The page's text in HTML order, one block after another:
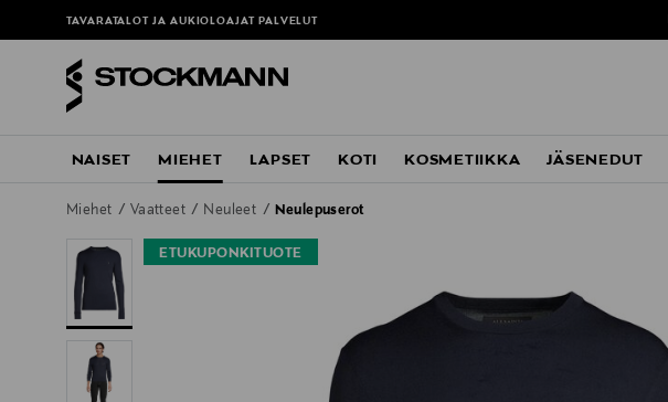
TAVARATALOT JA AUKIOLOAJAT PALVELUT
NAISET MIEHET LAPSET KOTI KOSMETIIKKA JÄSENEDUT
Miehet Vaatteet Neuleet Neulepuserot
ETUKUPONKITUOTE